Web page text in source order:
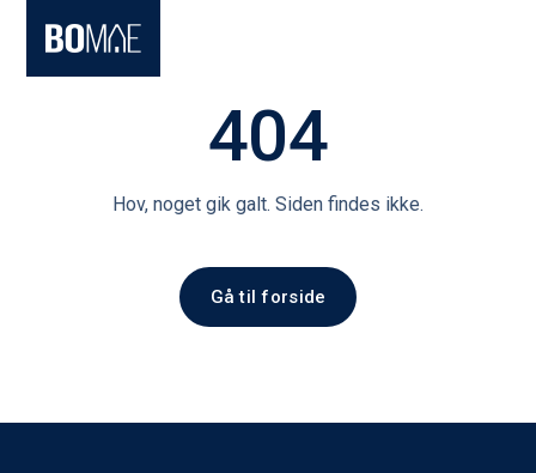
404
Hov, noget gik galt. Siden findes ikke.
Gå til forside